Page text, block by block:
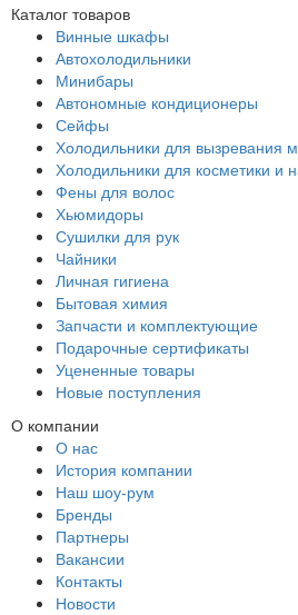
Каталог товаров
Винные шкафы
Автохолодильники
Минибары
Автономные кондиционеры
Сейфы
Холодильники для вызревания
Холодильники для косметики и
Фены для волос
Хьюмидоры
Сушилки для рук
Чайники
Личная гигиена
Бытовая химия
Запчасти и комплектующие
Подарочные сертификаты
Уцененные товары
Новые поступления
О компании
О нас
История компании
Наш шоу-рум
Бренды
Партнеры
Вакансии
Контакты
Новости